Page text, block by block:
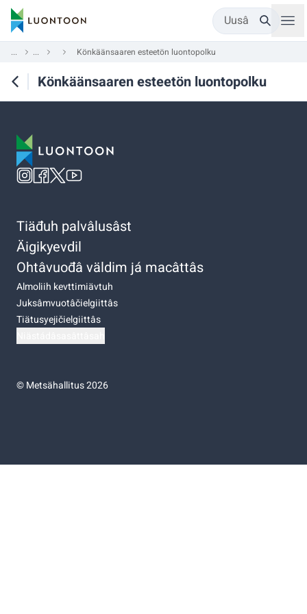
Uusâ
... ... Könkäänsaaren esteetön luontopolku
Könkäänsaaren esteetön luontopolku
Tiäđuh palvâlusâst
Äigikyevdil
Ohtâvuođâ väldim já macâttâs
Almoliih kevttimiävtuh
Juksâmvuotâčielgiittâs
Tiätusyejičielgiittâs
©Metsähallitus 2026